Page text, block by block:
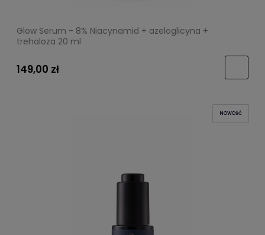
Glow Serum - 8% Niacynamid + azeloglicyna +
trehaloza 20 ml
149,00 zł
NOWOŚĆ